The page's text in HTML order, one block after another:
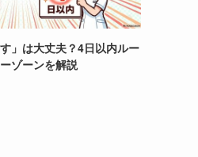
」は大丈夫？4日以内ルー
ゾーンを解説